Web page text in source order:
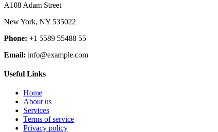
A108 Adam Street
New York, NY 535022
Phone: +1 5589 55488 55
Email: info@example.com
Useful Links
Home
About us
Services
Terms of service
Privacy policy